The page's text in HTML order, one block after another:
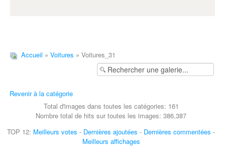
Accueil » Voitures » Voitures_31
Revenir à la catégorie
Total d'images dans toutes les catégories: 161
Nombre total de hits sur toutes les images: 386,387
TOP 12: Meilleurs votes - Dernières ajoutées - Dernières commentées -
Meilleurs affichages